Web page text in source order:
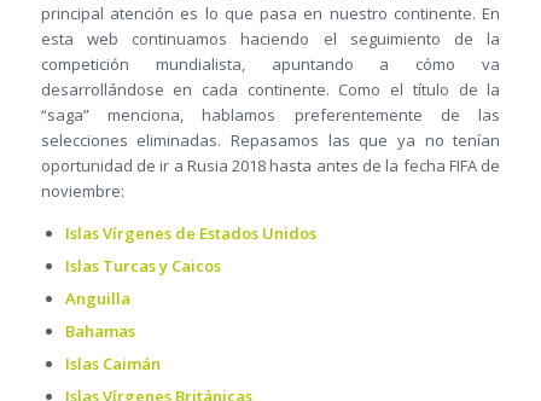
principal atención es lo que pasa en nuestro continente. En
esta web continuamos haciendo el seguimiento de la
competición mundialista, apuntando a cómo va
desarrollándose en cada continente. Como el título de la
“saga” menciona, hablamos preferentemente de las
selecciones eliminadas. Repasamos las que ya no tenían
oportunidad de ir a Rusia 2018 hasta antes de la fecha FIFA de
noviembre:
Islas Vírgenes de Estados Unidos
Islas Turcas y Caicos
Anguilla
Bahamas
Islas Caimán
Islas Vírgenes Británicas